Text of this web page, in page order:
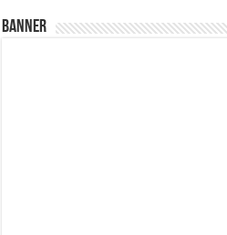
Banner